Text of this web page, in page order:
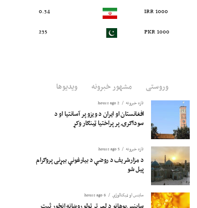
1000 IRR
0.34
1000 PKR
235
وروستی مشهور خبرونه ویدیوها
تازه خبرونه 2 hours ago
افغانستان او ایران د ویزو پر آسانتیا او د
سوداګرۍ پر پراختیا ټینګار وکړ
تازه خبرونه 5 hours ago
د مزارشریف د روضې د بیارغونې بېړنی پروګرام
پیل شو
ساینس او ​​ټیکنالوژي 6 hours ago